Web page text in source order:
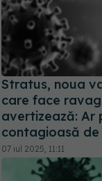
Stratus, noua
care face
avertizează: Ar
contagioasă de
07 iul 2025, 11:11